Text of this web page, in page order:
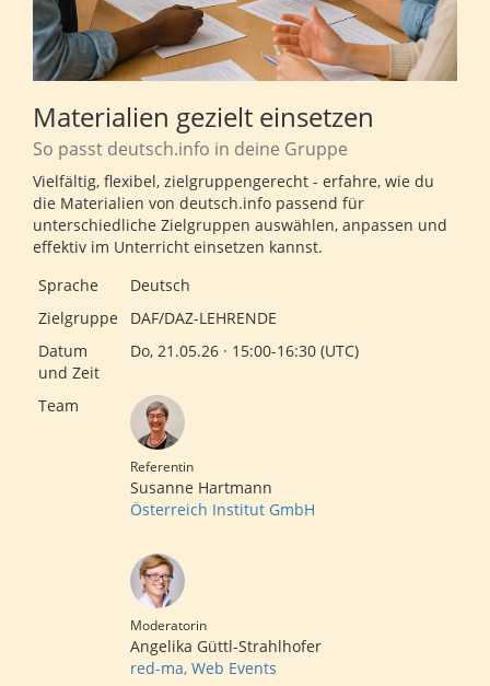
Materialien gezielt einsetzen
So passt deutsch.info in deine Gruppe
Vielfältig, flexibel, zielgruppengerecht - erfahre, wie du
die Materialien von deutsch.info passend für
unterschiedliche Zielgruppen auswählen, anpassen und
effektiv im Unterricht einsetzen kannst.
Sprache
Deutsch
Zielgruppe
DAF/DAZ-LEHRENDE
Datum
und Zeit
Do, 21.05.26 · 15:00-16:30 (UTC)
Team
Referentin
Susanne Hartmann
Österreich Institut GmbH
Moderatorin
Angelika Güttl-Strahlhofer
red-ma, Web Events